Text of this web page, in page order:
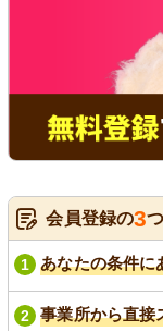
会員登録の3
1 あなたの条件に
2 事業所から直接